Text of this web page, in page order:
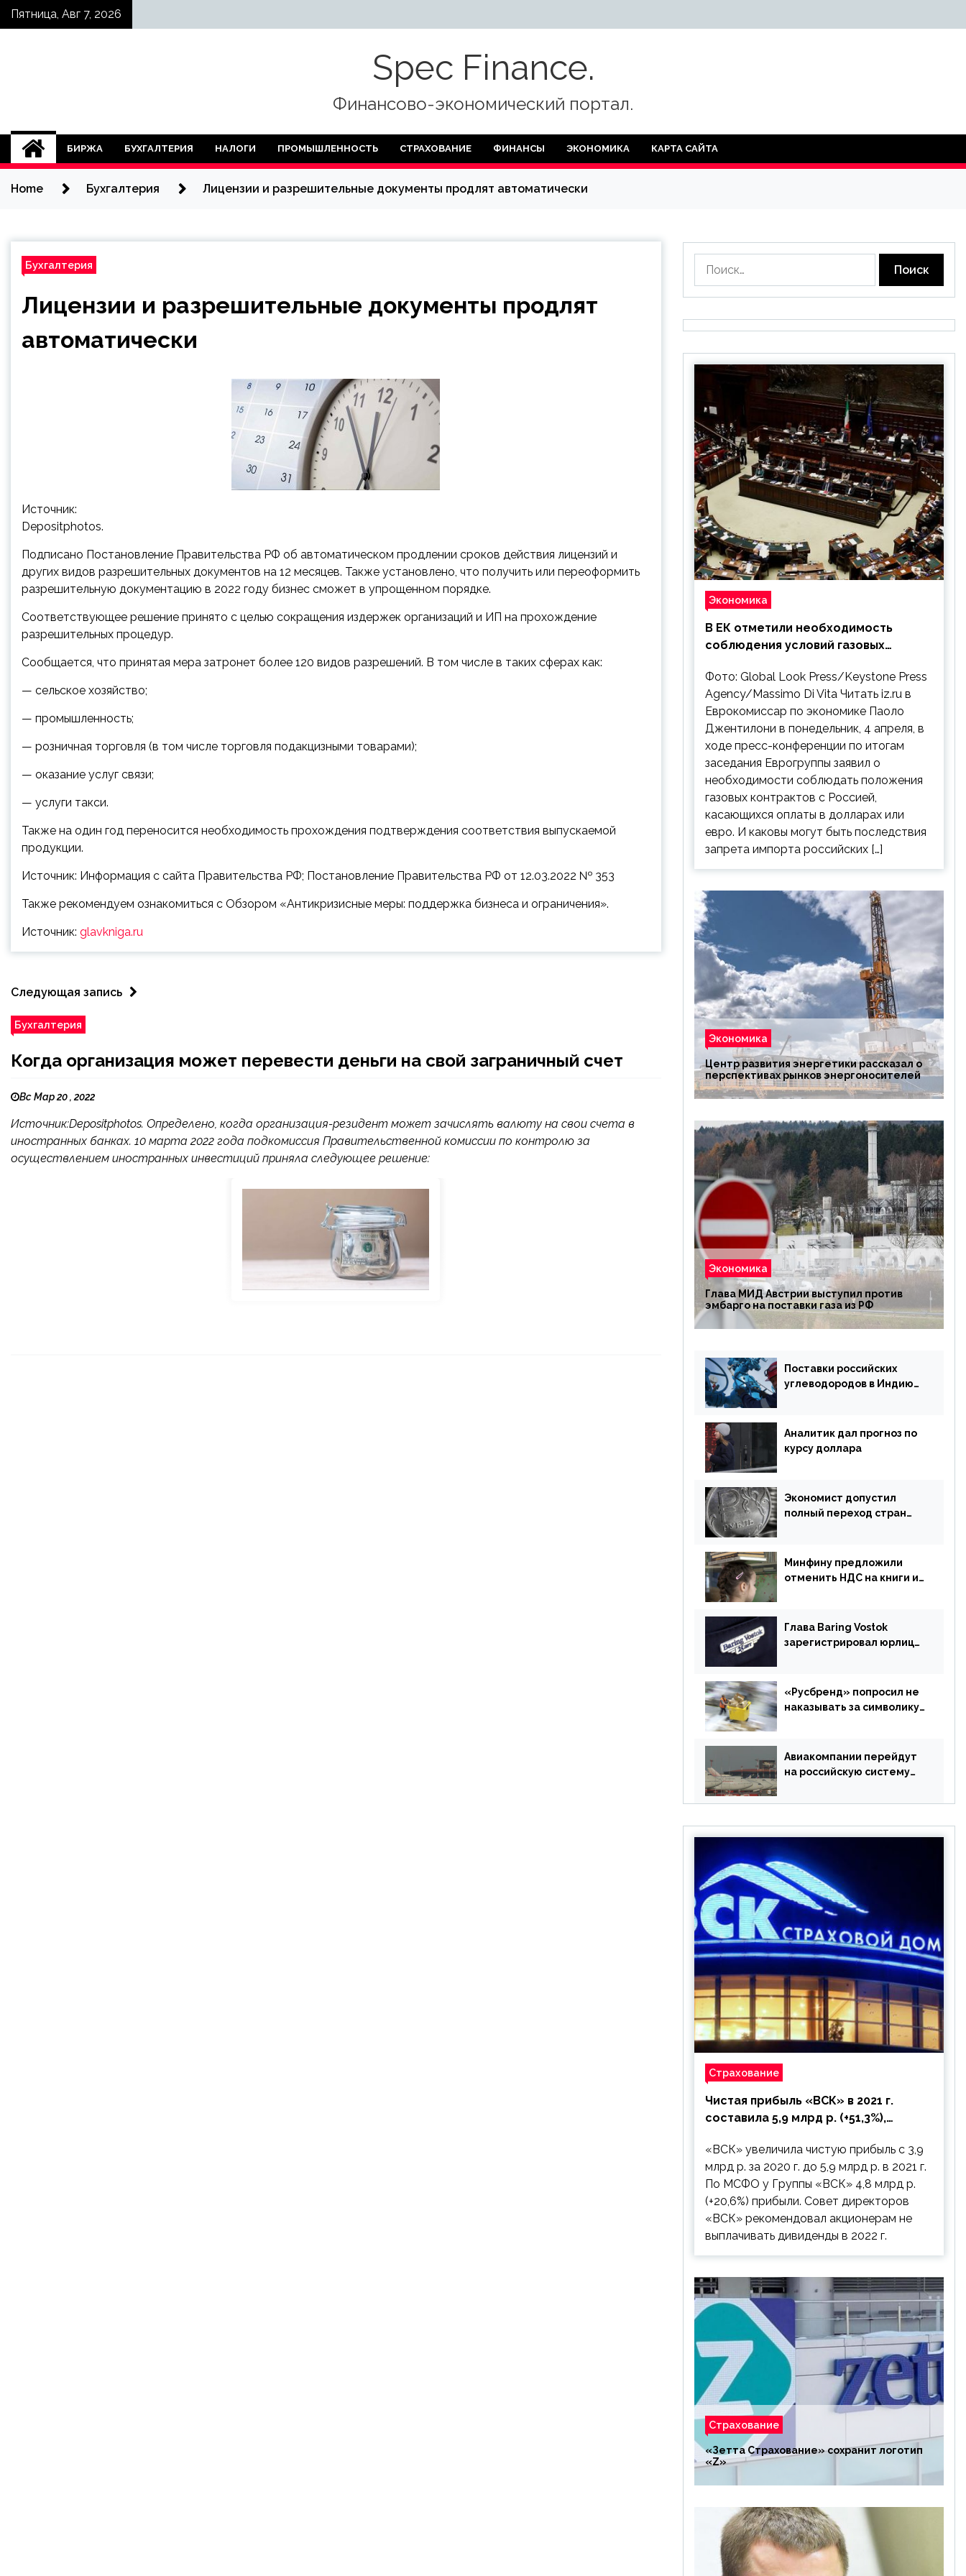
SkipПятница, Авг 7, 2026
Spec Finance.
Финансово-экономический портал.
БИРЖА БУХГАЛТЕРИЯ НАЛОГИ ПРОМЫШЛЕННОСТЬ СТРАХОВАНИЕ ФИНАНСЫ ЭКОНОМИКА КАРТА САЙТА
Home Бухгалтерия Лицензии и разрешительные документы продлят автоматически
Бухгалтерия
Лицензии и разрешительные документы продлят
автоматически
Источник:
Depositphotos.
Подписано Постановление Правительства РФ об автоматическом продлении сроков действия лицензий и
других видов разрешительных документов на 12 месяцев. Также установлено, что получить или переоформить
разрешительную документацию в 2022 году бизнес сможет в упрощенном порядке.
Соответствующее решение принято с целью сокращения издержек организаций и ИП на прохождение
разрешительных процедур.
Сообщается, что принятая мера затронет более 120 видов разрешений. В том числе в таких сферах как:
— сельское хозяйство;
— промышленность;
— розничная торговля (в том числе торговля подакцизными товарами);
— оказание услуг связи;
— услуги такси.
Также на один год переносится необходимость прохождения подтверждения соответствия выпускаемой
продукции.
Источник: Информация с сайта Правительства РФ; Постановление Правительства РФ от 12.03.2022 № 353
Также рекомендуем ознакомиться с Обзором «Антикризисные меры: поддержка бизнеса и ограничения».
Источник: glavkniga.ru
Следующая запись
Бухгалтерия
Когда организация может перевести деньги на свой заграничный счет
Вс Мар 20 , 2022
Источник:Depositphotos. Определено, когда организация-резидент может зачислять валюту на свои счета в
иностранных банках. 10 марта 2022 года подкомиссия Правительственной комиссии по контролю за
осуществлением иностранных инвестиций приняла следующее решение:
Экономика
В ЕК отметили необходимость
соблюдения условий газовых
Фото: Global Look Press/Keystone Press
Agency/Massimo Di Vita Читать iz.ru в
Еврокомиссар по экономике Паоло
Джентилони в понедельник, 4 апреля, в
ходе пресс-конференции по итогам
заседания Еврогруппы заявил о
необходимости соблюдать положения
газовых контрактов с Россией,
касающихся оплаты в долларах или
евро. И каковы могут быть последствия
запрета импорта российских […]
Экономика
Центр развития энергетики рассказал о
перспективах рынков энергоносителей
Экономика
Глава МИД Австрии выступил против
эмбарго на поставки газа из РФ
Поставки российских
углеводородов в Индию
Аналитик дал прогноз по
курсу доллара
Экономист допустил
полный переход стран
Минфину предложили
отменить НДС на книги и
Глава Baring Vostok
зарегистрировал юрлицо
«Русбренд» попросил не
наказывать за символику
Авиакомпании перейдут
на российскую систему
Страхование
Чистая прибыль «ВСК» в 2021 г.
составила 5,9 млрд р. (+51,3%),
выплачивать
«ВСК» увеличила чистую прибыль с 3,9
млрд р. за 2020 г. до 5,9 млрд р. в 2021 г.
По МСФО у Группы «ВСК» 4,8 млрд р.
(+20,6%) прибыли. Совет директоров
«ВСК» рекомендовал акционерам не
выплачивать дивиденды в 2022 г.
Страхование
«Зетта Страхование» сохранит логотип
«Z»